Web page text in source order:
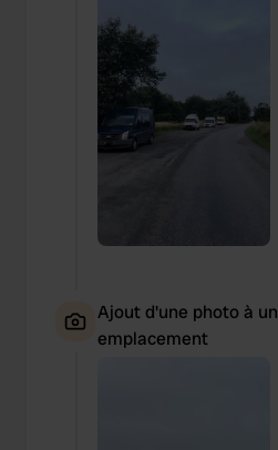
Ajout d'une photo à un
emplacement